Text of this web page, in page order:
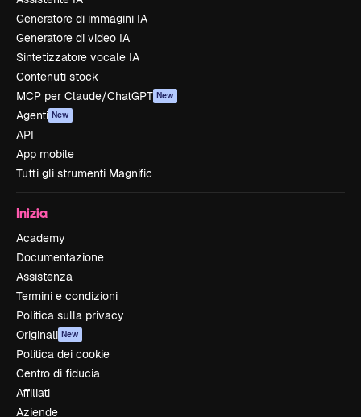
Generatore di immagini IA
Generatore di video IA
Sintetizzatore vocale IA
Contenuti stock
MCP per Claude/ChatGPT New
Agenti New
API
App mobile
Tutti gli strumenti Magnific
Inizia
Academy
Documentazione
Assistenza
Termini e condizioni
Politica sulla privacy
Originali New
Politica dei cookie
Centro di fiducia
Affiliati
Aziende